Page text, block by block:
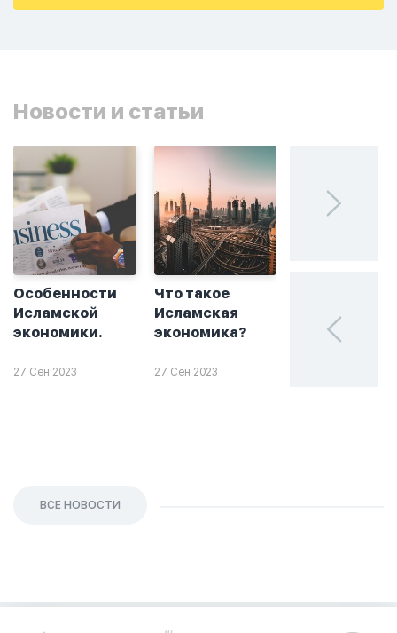
Новости и статьи
Особенности
Исламской
экономики.
27 Сен 2023
Что такое
Исламская
экономика?
27 Сен 2023
халяльное
ВСЕ НОВОСТИ